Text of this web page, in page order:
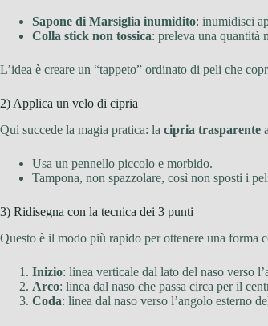
Sapone di Marsiglia inumidito: inumidisci
Colla stick non tossica: preleva una quantità
L’idea è creare un “tappeto” ordinato di peli che
2) Applica un velo di cipria
Qui succede la magia pratica: la cipria trasparente
Usa un pennello piccolo e morbido.
Tampona, non spazzolare, così non sposti i
3) Ridisegna con la tecnica dei 3 punti
Questo è il modo più rapido per ottenere una forma
Inizio: linea verticale dal lato del naso verso
Arco: linea dal naso che passa circa per il
Coda: linea dal naso verso l’angolo esterno